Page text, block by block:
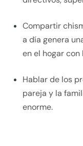
Compartir
a día genera
en el hogar con
Hablar de los
pareja y la
enorme.